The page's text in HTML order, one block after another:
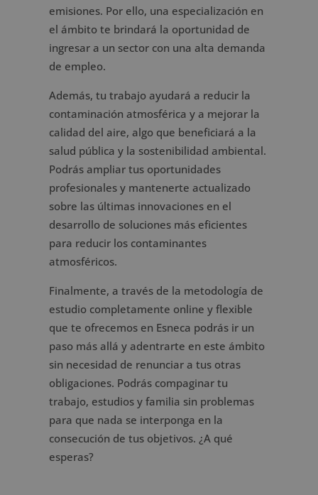
emisiones. Por ello, una especialización en
el ámbito te brindará la oportunidad de
ingresar a un sector con una alta demanda
de empleo.
Además, tu trabajo ayudará a reducir la
contaminación atmosférica y a mejorar la
calidad del aire, algo que beneficiará a la
salud pública y la sostenibilidad ambiental.
Podrás ampliar tus oportunidades
profesionales y mantenerte actualizado
sobre las últimas innovaciones en el
desarrollo de soluciones más eficientes
para reducir los contaminantes
atmosféricos.
Finalmente, a través de la metodología de
estudio completamente online y flexible
que te ofrecemos en Esneca podrás ir un
paso más allá y adentrarte en este ámbito
sin necesidad de renunciar a tus otras
obligaciones. Podrás compaginar tu
trabajo, estudios y familia sin problemas
para que nada se interponga en la
consecución de tus objetivos. ¿A qué
esperas?